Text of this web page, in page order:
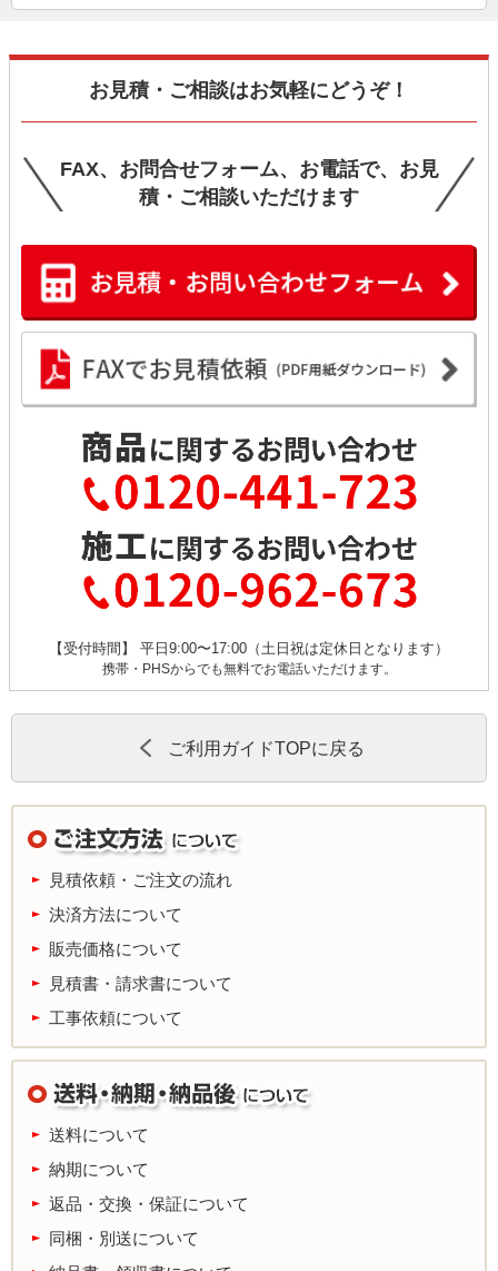
お見積・ご相談はお気軽にどうぞ！
FAX、お問合せフォーム、お電話で、お見
積・ご相談いただけます
【受付時間】 平日9:00〜17:00（土日祝は定休日となります）
携帯・PHSからでも無料でお電話いただけます。
ご利用ガイドTOPに戻る
見積依頼・ご注文の流れ
決済方法について
販売価格について
見積書・請求書について
工事依頼について
送料について
納期について
返品・交換・保証について
同梱・別送について